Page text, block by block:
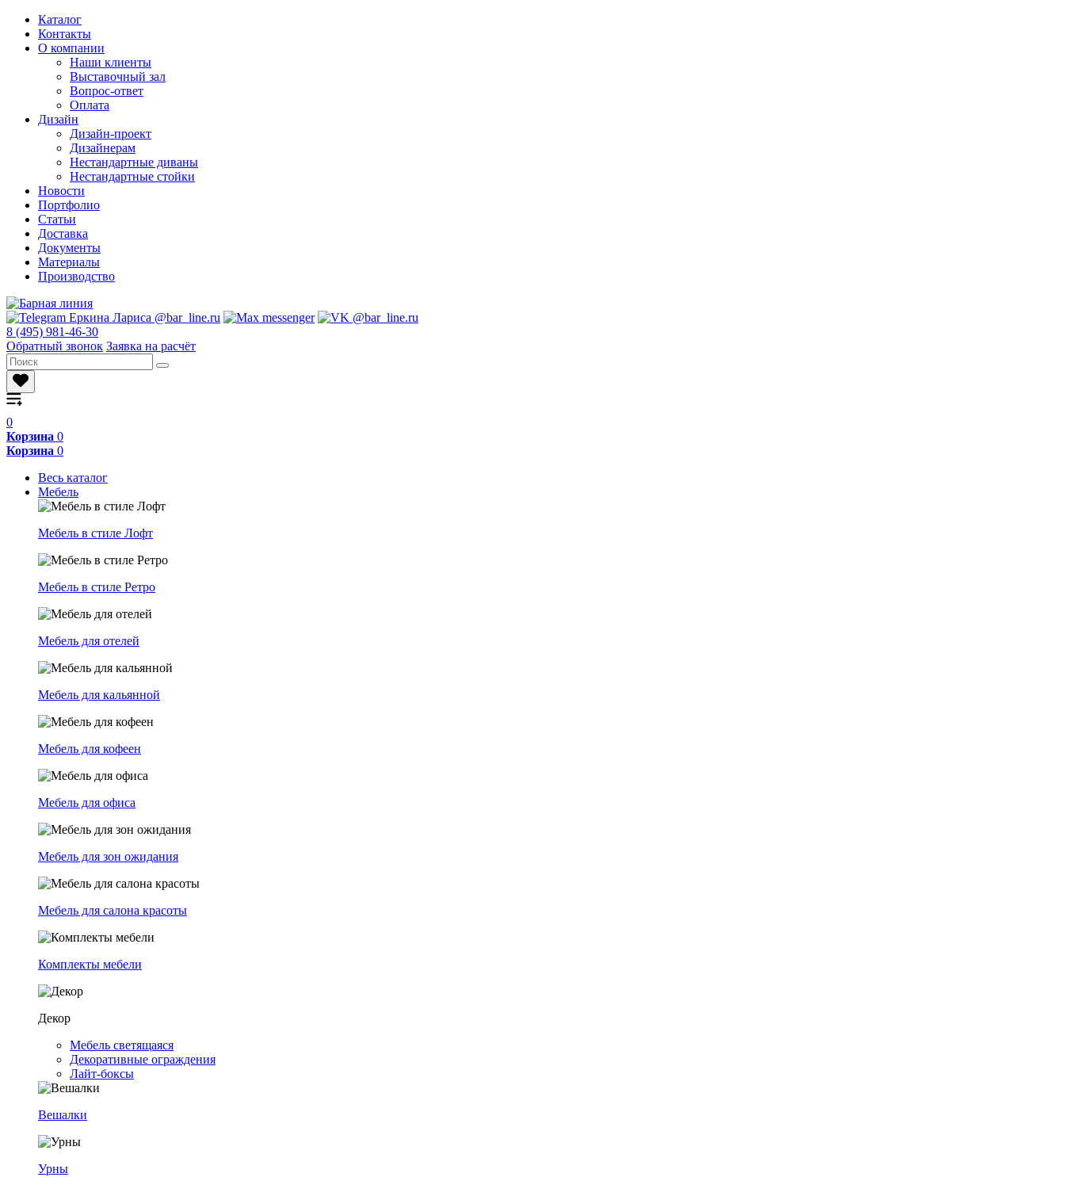
Каталог
Контакты
О компании
Наши клиенты
Выставочный зал
Вопрос-ответ
Оплата
Дизайн
Дизайн-проект
Дизайнерам
Нестандартные диваны
Нестандартные стойки
Новости
Портфолио
Статьи
Доставка
Документы
Материалы
Производство
8 (495) 981-46-30
Обратный звонок Заявка на расчёт
0
Корзина 0
Корзина 0
Весь каталог
Мебель
Мебель в стиле Лофт
Мебель в стиле Ретро
Мебель для отелей
Мебель для кальянной
Мебель для кофеен
Мебель для офиса
Мебель для зон ожидания
Мебель для салона красоты
Комплекты мебели
Декор
Мебель светящаяся
Декоративные ограждения
Лайт-боксы
Вешалки
Урны